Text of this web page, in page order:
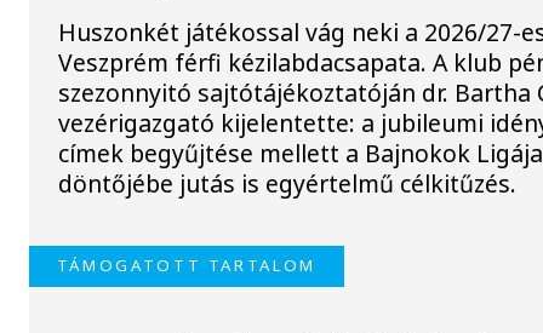
Huszonkét játékossal vág neki a 2026/27-
Veszprém férfi kézilabdacsapata. A klub
szezonnyitó sajtótájékoztatóján dr. Bartha
vezérigazgató kijelentette: a jubileumi
címek begyűjtése mellett a Bajnokok
döntőjébe jutás is egyértelmű célkitűzés.
TÁMOGATOTT TARTALOM